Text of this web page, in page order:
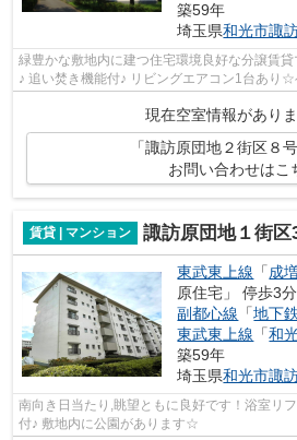
築59年
埼玉県和光市諏
緑豊かな敷地内に建つ住宅環境良好な分譲賃
♪ 追い焚き機能付♪ リビングエアコン1台あり
現在空室情報がありま
「諏訪原団地２街区８
お問い合わせはこ
賃貸 | マンション 諏訪原団地１街区3号棟(スワハラダ
東武東上線 「成
原住宅」 停歩3分
副都心線 「地下
東武東上線 「和
築59年
埼玉県和光市諏
南向き日当たり,眺望ともに良好です！浴室リ
付♪ 敷地内に公園があります☆